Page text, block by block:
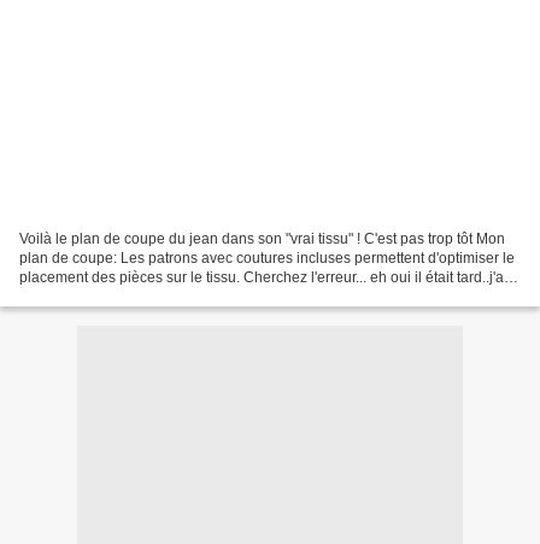
Voilà le plan de coupe du jean dans son "vrai tissu" ! C'est pas trop tôt Mon
plan de coupe: Les patrons avec coutures incluses permettent d'optimiser le
placement des pièces sur le tissu. Cherchez l'erreur... eh oui il était tard..j'ai